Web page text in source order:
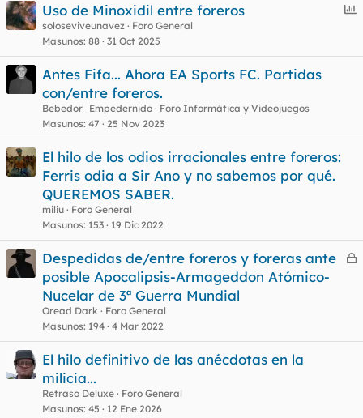
E
u
Uso de Minoxidil entre foreros
soloseviveunavez
Foro General
Masunos 88 31 Oct 2025
Antes Fifa... Ahora EA Sports FC. Partidas
con/entre foreros.
Bebedor_Empedernido
Foro Informática y Videojuegos
Masunos 47 25 Nov 2023
El hilo de los odios irracionales entre foreros:
Ferris odia a Sir Ano y no sabemos por qué.
QUEREMOS SABER.
miliu
Foro General
Masunos 153 19 Dic 2022
C
d
Despedidas de/entre foreros y foreras ante
posible Apocalipsis-Armageddon Atómico-
Nucelar de 3ª Guerra Mundial
Oread Dark
Foro General
Masunos 194 4 Mar 2022
El hilo definitivo de las anécdotas en la
milicia...
Retraso Deluxe
Foro General
Masunos 45 12 Ene 2026